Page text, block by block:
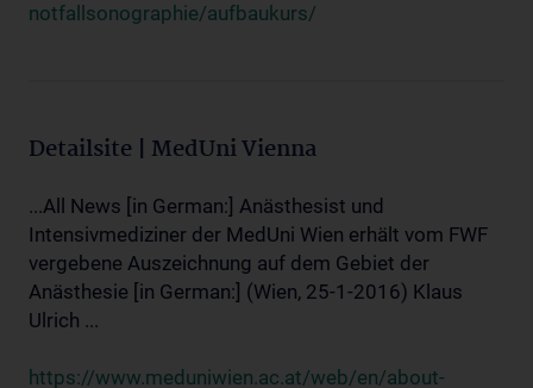
notfallsonographie/aufbaukurs/
Detailsite | MedUni Vienna
...All News [in German:] Anästhesist und
Intensivmediziner der MedUni Wien erhält vom FWF
vergebene Auszeichnung auf dem Gebiet der
Anästhesie [in German:] (Wien, 25-1-2016) Klaus
Ulrich ...
https://www.meduniwien.ac.at/web/en/about-